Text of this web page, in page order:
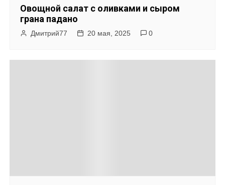
Овощной салат с оливками и сыром
грана падано
Дмитрий77 20 мая, 2025 0